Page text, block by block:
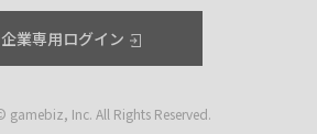
企業専用ログイン
Inc. All Rights Reserved.